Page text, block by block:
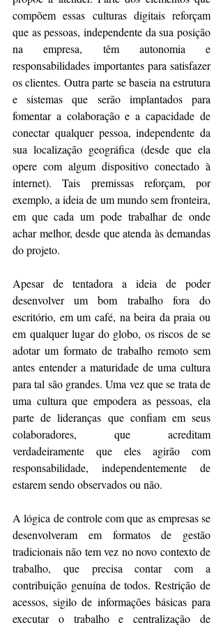
compõem essas culturas digitais reforçam
que as pessoas, independente da sua posição
na empresa, têm autonomia e
responsabilidades importantes para satisfazer
os clientes. Outra parte se baseia na estrutura
e sistemas que serão implantados para
fomentar a colaboração e a capacidade de
conectar qualquer pessoa, independente da
sua localização geográfica (desde que ela
opere com algum dispositivo conectado à
internet). Tais premissas reforçam, por
exemplo, a ideia de um mundo sem fronteira,
em que cada um pode trabalhar de onde
achar melhor, desde que atenda às demandas
do projeto.
Apesar de tentadora a ideia de poder
desenvolver um bom trabalho fora do
escritório, em um café, na beira da praia ou
em qualquer lugar do globo, os riscos de se
adotar um formato de trabalho remoto sem
antes entender a maturidade de uma cultura
para tal são grandes. Uma vez que se trata de
uma cultura que empodera as pessoas, ela
parte de lideranças que confiam em seus
colaboradores, que acreditam
verdadeiramente que eles agirão com
responsabilidade, independentemente de
estarem sendo observados ou não.
A lógica de controle com que as empresas se
desenvolveram em formatos de gestão
tradicionais não tem vez no novo contexto de
trabalho, que precisa contar com a
contribuição genuína de todos. Restrição de
acessos, sigilo de informações básicas para
executar o trabalho e centralização de